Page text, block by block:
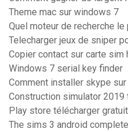
Theme mac sur windows 7
Quel moteur de recherche le
Telecharger jeux de sniper
Copier contact sur carte sim
Windows 7 serial key finder
Comment installer skype
Construction simulator 2019
Play store télécharger gratuit
The sims 3 android